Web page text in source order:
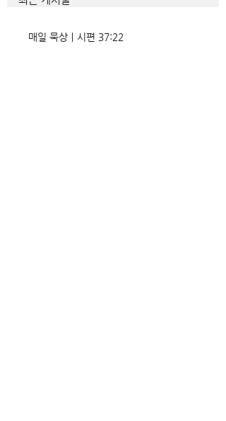
에게는 몰염치로,
매일 묵상ㅣ시편 37:22